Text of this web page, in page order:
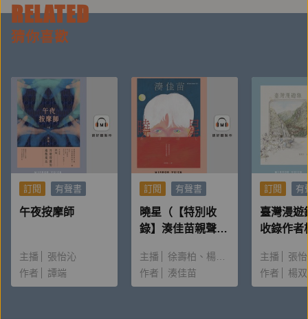
【譯者/編者/繪者簡介】
計畫主編、台文譯者｜陳麗君 Tân L ē-kun
國立成功大學台灣文學系教授。新營人。專長領域是台
灣原住民、新住民、台語族群等跨族群、語言的社會語
言學現象kap 教育政策研究。編著《台語ABC 真趣
味》、《台語拍通關》、《亞洲婚姻移民女性》、《新
移民、女性、母語ê 社會語言學》等專書。
台文翻譯｜林豪森 Lîm Hô-sim
大學台灣文學系博士候選人。逐工leh做台灣話kah法文
ê翻譯。
RELATED
猜你喜歡
訂閱 有聲書
午夜按摩師
主播
張怡沁
作者
譚端
訂閱 有聲書
曉星（【特別收
錄】湊佳苗親聲朗
主播 徐壽柏
楊雅淳
作者
湊佳苗
訂閱 有
臺灣漫遊
收錄作者
主播
張
作者
楊